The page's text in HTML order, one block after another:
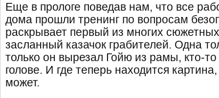
Еще в прологе поведав нам, что все
дома прошли тренинг по вопросам
раскрывает первый из многих
засланный казачок грабителей. Одна
только он вырезал Гойю из рамы, кто-то
голове. И где теперь находится
может.